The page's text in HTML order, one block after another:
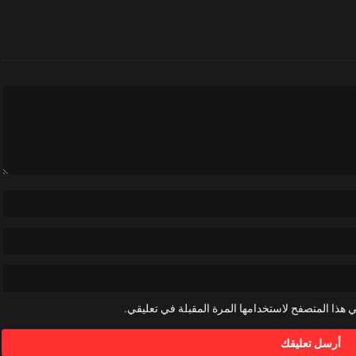
المتصفح لاستخدامها المرة المقبلة في تعليقي.